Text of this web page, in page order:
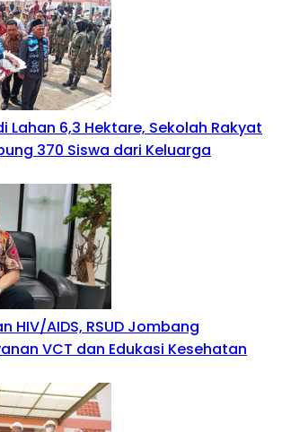
Lahan 6,3 Hektare, Sekolah Rakyat
370 Siswa dari Keluarga
HIV/AIDS, RSUD Jombang
VCT dan Edukasi Kesehatan